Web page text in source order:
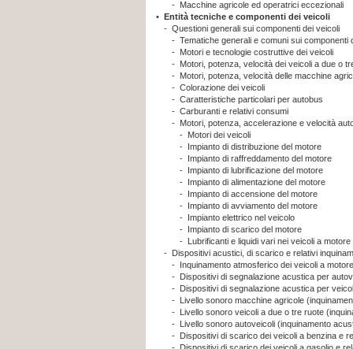
- Macchine agricole ed operatrici eccezionali
• Entità tecniche e componenti dei veicoli
- Questioni generali sui componenti dei veicoli
- Tematiche generali e comuni sui componenti
- Motori e tecnologie costruttive dei veicoli
- Motori, potenza, velocità dei veicoli a due o
- Motori, potenza, velocità delle macchine
- Colorazione dei veicoli
- Caratteristiche particolari per autobus
- Carburanti e relativi consumi
- Motori, potenza, accelerazione e velocità
- Motori dei veicoli
- Impianto di distribuzione del motore
- Impianto di raffreddamento del motore
- Impianto di lubrificazione del motore
- Impianto di alimentazione del motore
- Impianto di accensione del motore
- Impianto di avviamento del motore
- Impianto elettrico nel veicolo
- Impianto di scarico del motore
- Lubrificanti e liquidi vari nei veicoli a motore
- Dispositivi acustici, di scarico e relativi
- Inquinamento atmosferico dei veicoli a motore
- Dispositivi di segnalazione acustica per
- Dispositivi di segnalazione acustica per
- Livello sonoro macchine agricole
- Livello sonoro veicoli a due o tre ruote
- Livello sonoro autoveicoli (inquinamento
- Dispositivi di scarico dei veicoli a benzina e